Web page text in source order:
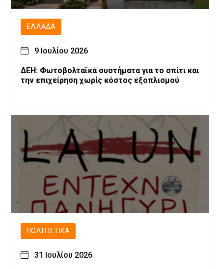
ΕΛΛΆΔΑ
9 Ιουλίου 2026
ΔΕΗ: Φωτοβολταϊκά συστήματα για το σπίτι και
την επιχείρηση χωρίς κόστος εξοπλισμού
ΠΟΛΙΤΙΣΤΙΚΆ
31 Ιουλίου 2026